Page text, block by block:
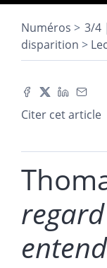
Numéros
3/4
disparition
Citer cet article